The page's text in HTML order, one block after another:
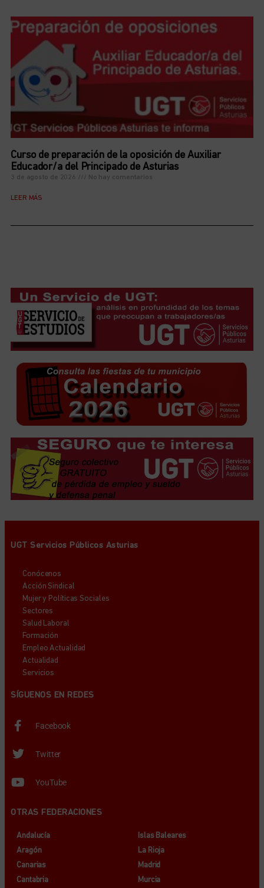
Curso de preparación de la oposición de Auxiliar
Educador/a del Principado de Asturias
3 de agosto de 2026 No hay comentarios
LEER MÁS
UGT Servicios Públicos Asturias
Conócenos
Acción Sindical
Mujer y Políticas Sociales
Sectores
Salud Laboral
Formación
Empleo Actualidad
Actualidad
Servicios
SÍGUENOS EN REDES
Facebook
Twitter
YouTube
OTRAS FEDERACIONES
Andalucía
Aragón
Canarias
Cantabria
Islas Baleares
La Rioja
Madrid
Murcia